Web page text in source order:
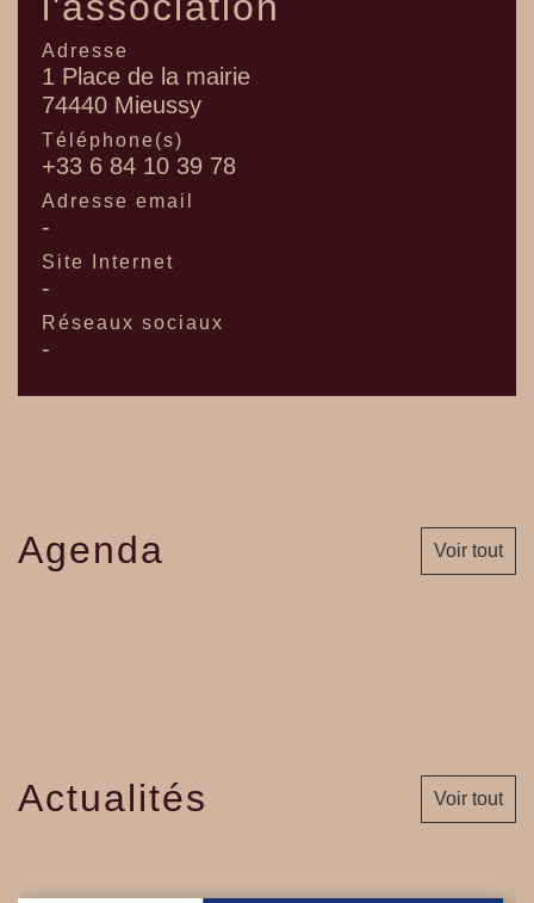
Adresse
1 Place de la mairie
74440 Mieussy
Téléphone(s)
+33 6 84 10 39 78
Adresse email
-
Site Internet
-
Réseaux sociaux
-
Agenda Voir tout
Actualités Voir tout